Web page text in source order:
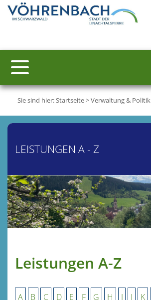
Sie sind hier:Startseite>Verwaltung & Politik
LEISTUNGEN A - Z
Leistungen A-Z
A B C D E F G H I J K